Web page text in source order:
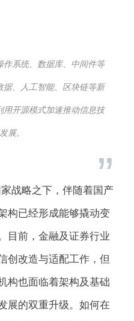
作系统、数据库、中间件等
据、人工智能、区块链等新
用开源模式加速推动信息技
展。
”
略之下，伴随着国产
构已经形成能够撬动变
目前，金融及证券行业
创改造与适配工作，但
构也面临着架构及基础
展的双重升级。如何在